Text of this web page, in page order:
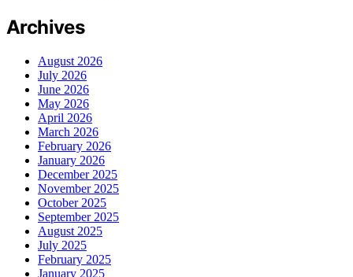
Archives
August 2026
July 2026
June 2026
May 2026
April 2026
March 2026
February 2026
January 2026
December 2025
November 2025
October 2025
September 2025
August 2025
July 2025
February 2025
January 2025